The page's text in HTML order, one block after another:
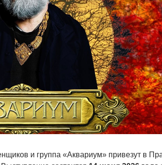
и группа «Аквариум» привезут в